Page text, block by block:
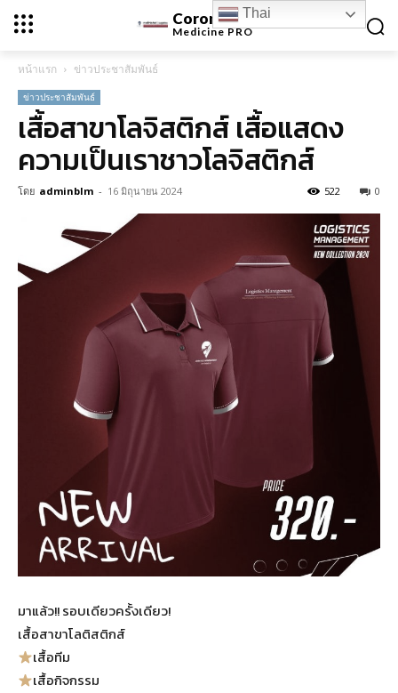
Coronavirus
MedicinePRO
หน้าแรก ข่าวประชาสัมพันธ์
ข่าวประชาสัมพันธ์
เสื้อสาขาโลจิสติกส์ เสื้อแสดง
ความเป็นเราชาวโลจิสติกส์
โดย adminblm - 16 มิถุนายน 2024 0
522
มาแล้ว!! รอบเดียวครั้งเดียว!
เสื้อสาขาโลติสติกส์
เสื้อทีม
เสื้อกิจกรรม
Thai